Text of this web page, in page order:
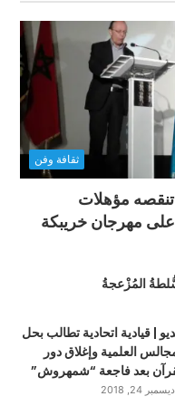
ثقافة وفن
مؤهلات
على مهرجان خريبكة
المُزْعجةُ
| قيادية اتحادية تطالب بحل
العلمية وإغلاق دور
بعد فاجعة “شمهروش”
ديسمبر 24, 2018